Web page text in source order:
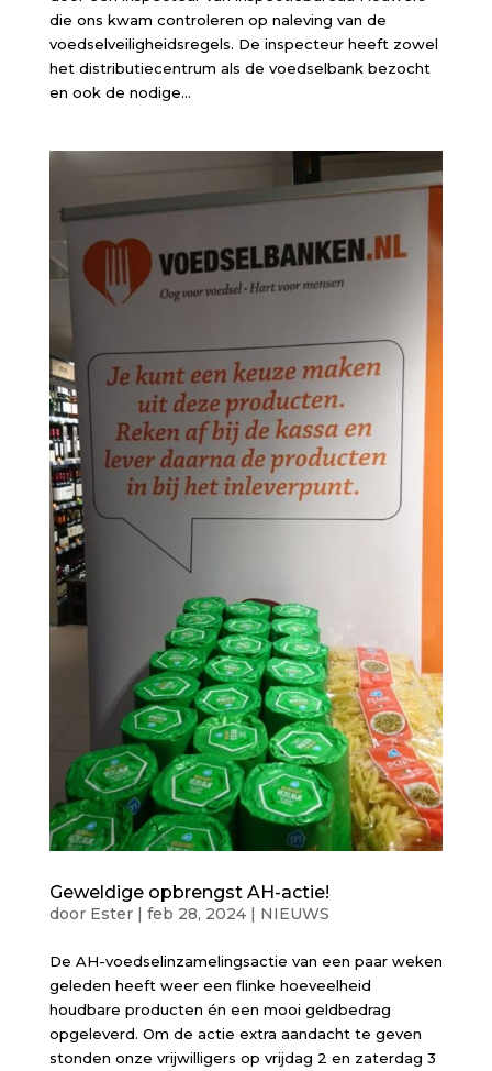
die ons kwam controleren op naleving van de
voedselveiligheidsregels. De inspecteur heeft zowel
het distributiecentrum als de voedselbank bezocht
en ook de nodige...
Geweldige opbrengst AH-actie!
door Ester| feb 28, 2024| NIEUWS
De AH-voedselinzamelingsactie van een paar weken
geleden heeft weer een flinke hoeveelheid
houdbare producten én een mooi geldbedrag
opgeleverd. Om de actie extra aandacht te geven
stonden onze vrijwilligers op vrijdag 2 en zaterdag 3